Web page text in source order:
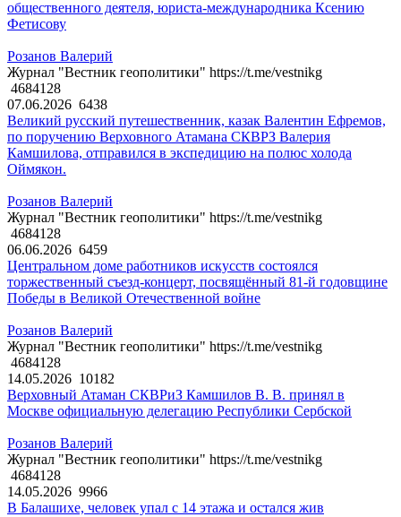
общественного деятеля, юриста-международника Ксению
Фетисову
Розанов Валерий
Журнал "Вестник геополитики" https://t.me/vestnikg
4684128
07.06.2026 6438
Великий русский путешественник, казак Валентин Ефремов,
по поручению Верховного Атамана СКВРЗ Валерия
Камшилова, отправился в экспедицию на полюс холода
Оймякон.
Розанов Валерий
Журнал "Вестник геополитики" https://t.me/vestnikg
4684128
06.06.2026 6459
Центральном доме работников искусств состоялся
торжественный съезд-концерт, посвящённый 81-й годовщине
Победы в Великой Отечественной войне
Розанов Валерий
Журнал "Вестник геополитики" https://t.me/vestnikg
4684128
14.05.2026 10182
Верховный Атаман СКВРиЗ Камшилов В. В. принял в
Москве официальную делегацию Республики Сербской
Розанов Валерий
Журнал "Вестник геополитики" https://t.me/vestnikg
4684128
14.05.2026 9966
В Балашихе, человек упал с 14 этажа и остался жив